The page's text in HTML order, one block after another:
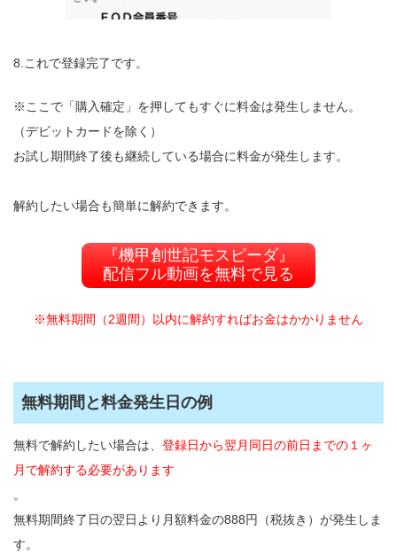
8.これで登録完了です。
※ここで「購入確定」を押してもすぐに料金は発生しません。
（デビットカードを除く）
お試し期間終了後も継続している場合に料金が発生します。
解約したい場合も簡単に解約できます。
『機甲創世記モスピーダ』
配信フル動画を無料で見る
※無料期間（2週間）以内に解約すればお金はかかりません
無料期間と料金発生日の例
無料で解約したい場合は、 登録日から翌月同日の前日までの１ヶ
月で解約する必要があります
。
無料期間終了日の翌日より月額料金の888円（税抜き）が発生しま
す。